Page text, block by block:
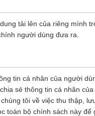
tải lên của riêng mình
người dùng đưa ra.
tin cá nhân của người
sẻ thông tin cá nhân
tôi về việc thu thập,
toàn bộ chính sách này